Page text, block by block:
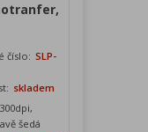
číslo: SLP-
skladem
šedá